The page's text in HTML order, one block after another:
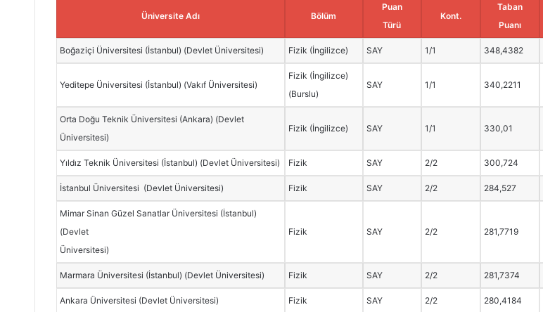
Üniversite Adı Bölüm
Puan
Türü
Kont.
Taban
Puanı
Boğaziçi Üniversitesi (İstanbul) (Devlet Üniversitesi) Fizik (İngilizce) SAY 1/1 348,4382
Yeditepe Üniversitesi (İstanbul) (Vakıf Üniversitesi)
Fizik (İngilizce)
(Burslu)
SAY 1/1 340,2211
Orta Doğu Teknik Üniversitesi (Ankara) (Devlet
Üniversitesi)
Fizik (İngilizce) SAY 1/1 330,01
Yıldız Teknik Üniversitesi (İstanbul) (Devlet Üniversitesi) Fizik SAY 2/2 300,724
İstanbul Üniversitesi (Devlet Üniversitesi) Fizik SAY 2/2 284,527
Mimar Sinan Güzel Sanatlar Üniversitesi (İstanbul)
(Devlet
Üniversitesi)
Fizik SAY 2/2 281,7719
Marmara Üniversitesi (İstanbul) (Devlet Üniversitesi) Fizik SAY 2/2 281,7374
Ankara Üniversitesi (Devlet Üniversitesi) Fizik SAY 2/2 280,4184